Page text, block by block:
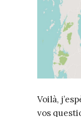
Voilà,
vos